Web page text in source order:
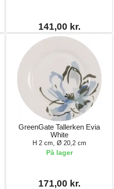
141,00 kr.
GreenGate Tallerken Evia
White
H 2 cm, Ø 20,2 cm
På lager
171,00 kr.